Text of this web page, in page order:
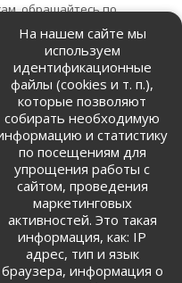
обращайтесь по
товара.
+7 (812) 971-42-42
об обработке и
На нашем сайте мы
используем
идентификационные
файлы (cookies и т. п.),
которые позволяют
собирать необходимую
и статистику
по посещениям для
упрощения работы с
сайтом, проведения
маркетинговых
активностей. Это такая
информация, как: IP
адрес, тип и язык
браузера, информация о